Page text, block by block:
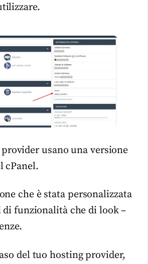
usano una versione
cPanel.
che è stata personalizzata
funzionalità che di look –
del tuo hosting provider,